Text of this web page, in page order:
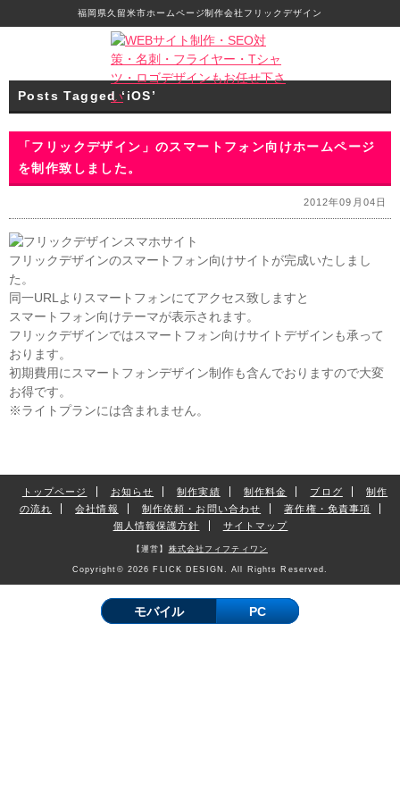
福岡県久留米市ホームページ制作会社フリックデザイン
Posts Tagged ‘iOS’
「フリックデザイン」のスマートフォン向けホームページ
を制作致しました。
2012年09月04日
フリックデザインのスマートフォン向けサイトが完成いたしまし
た。
同一URLよりスマートフォンにてアクセス致しますと
スマートフォン向けテーマが表示されます。
フリックデザインではスマートフォン向けサイトデザインも承って
おります。
初期費用にスマートフォンデザイン制作も含んでおりますので大変
お得です。
※ライトプランには含まれません。
トップページ お知らせ 制作実績 制作料金 ブログ
制作
の流れ
会社情報 制作依頼・お問い合わせ
著作権・免責事項
個人情報保護方針
サイトマップ
【運営】 株式会社フィフティワン
Copyright© 2026 FLICK DESIGN. All Rights Reserved.
モバイル PC